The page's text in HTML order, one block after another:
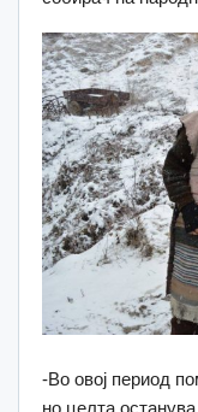
-Во овој период